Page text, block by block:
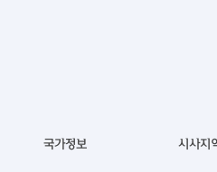
국가정보 시사지